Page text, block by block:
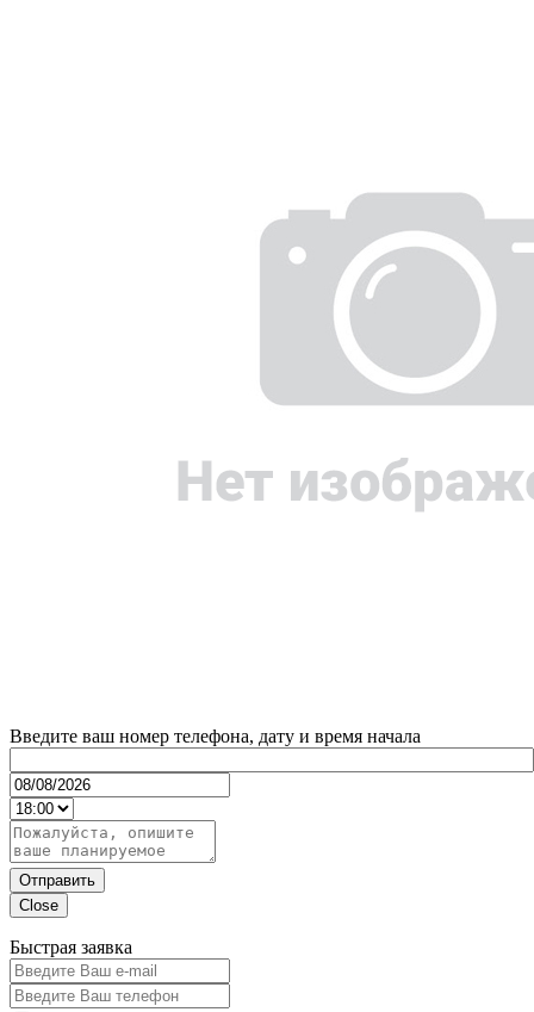
Введите ваш номер телефона, дату и время начала
Отправить
Close
Быстрая заявка